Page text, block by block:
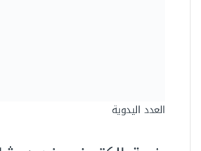
العدد اليدوية